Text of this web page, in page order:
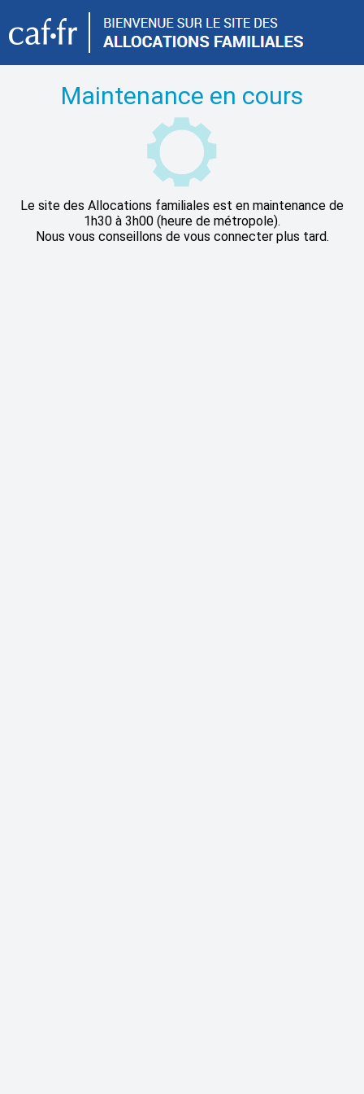
Maintenance en cours
Le site des Allocations familiales est en maintenance de
1h30 à 3h00 (heure de métropole).
Nous vous conseillons de vous connecter plus tard.